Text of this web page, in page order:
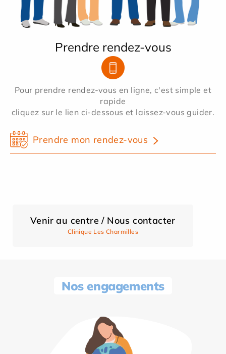
Prendre rendez-vous
Pour prendre rendez-vous en ligne, c'est simple et
rapide
cliquez sur le lien ci-dessous et laissez-vous guider.
Prendre mon rendez-vous
Venir au centre / Nous contacter
Clinique Les Charmilles
Nos engagements